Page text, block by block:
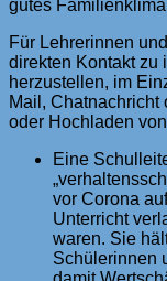
gutes
Für Lehrerinnen
direkten Kontakt zu
herzustellen, im
Mail, Chatnachricht
oder Hochladen
Eine
vor Corona
Unterricht
waren. Sie
Schülerinnen